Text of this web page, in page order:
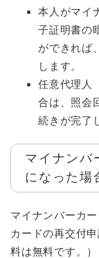
本人がマイ
子証明書の
ができれば
します。
任意代理人
合は、照会
続きが完了
マイナンバ
になった場
マイナンバーカ
カードの再交付
料は無料です。）